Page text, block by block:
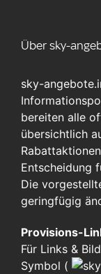
Über sky-
sky-
bereiten alle
übersichtlich
Entscheidung
Die
geringfügig
Provisions-
Für Links &
Symbol (